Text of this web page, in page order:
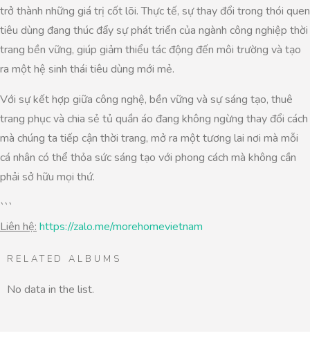
trở thành những giá trị cốt lõi. Thực tế, sự thay đổi trong thói quen
tiêu dùng đang thúc đẩy sự phát triển của ngành công nghiệp thời
trang bền vững, giúp giảm thiểu tác động đến môi trường và tạo
ra một hệ sinh thái tiêu dùng mới mẻ.
Với sự kết hợp giữa công nghệ, bền vững và sự sáng tạo, thuê
trang phục và chia sẻ tủ quần áo đang không ngừng thay đổi cách
mà chúng ta tiếp cận thời trang, mở ra một tương lai nơi mà mỗi
cá nhân có thể thỏa sức sáng tạo với phong cách mà không cần
phải sở hữu mọi thứ.
```
Liên hệ: https://zalo.me/morehomevietnam
RELATED ALBUMS
No data in the list.